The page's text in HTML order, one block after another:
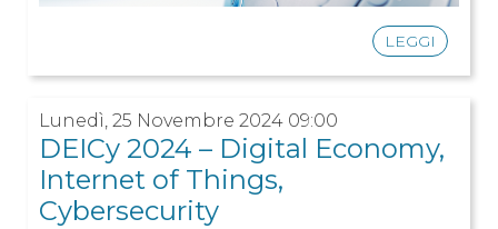
LEGGI
Lunedì, 25 Novembre 2024 09:00
DEICy 2024 – Digital Economy,
Internet of Things,
Cybersecurity